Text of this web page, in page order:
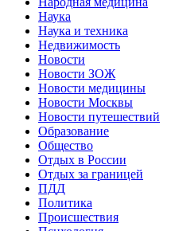
Наука
Наука и техника
Недвижимость
Новости
Новости ЗОЖ
Новости медицины
Новости Москвы
Новости путешествий
Образование
Общество
Отдых в России
Отдых за границей
ПДД
Политика
Происшествия